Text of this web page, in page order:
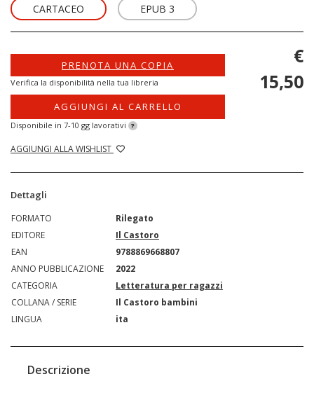
CARTACEO EPUB 3
PRENOTA UNA COPIA
Verifica la disponibilità nella tua libreria
AGGIUNGI AL CARRELLO
Disponibile in 7-10 gg lavorativi ?
AGGIUNGI ALLA WISHLIST
€
15,50
Dettagli
FORMATO
Rilegato
EDITORE
Il Castoro
EAN
9788869668807
ANNO PUBBLICAZIONE
2022
CATEGORIA
Letteratura per ragazzi
COLLANA / SERIE
Il Castoro bambini
LINGUA
ita
Descrizione